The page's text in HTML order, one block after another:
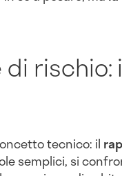
rischio:
tecnico: il
semplici, si